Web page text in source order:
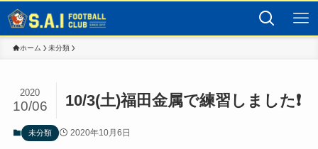
ホーム 未分類
10/3(土)福田金属で練習しました❗
2020
10/06
未分類 2020年10月6日